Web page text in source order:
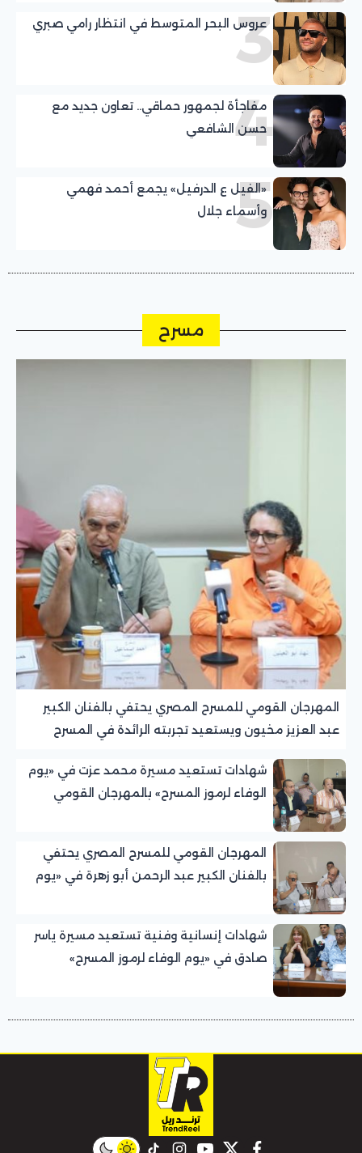
3
عروس البحر المتوسط في انتظار رامي صبري
4
مفاجأة لجمهور حماقي.. تعاون جديد مع
حسن الشافعي
5
«الفيل ع الدرفيل» يجمع أحمد فهمي
وأسماء جلال
مسرح
المهرجان القومي للمسرح المصري يحتفي بالفنان الكبير
عبد العزيز مخيون ويستعيد تجربته الرائدة في المسرح
شهادات تستعيد مسيرة محمد عزت في «يوم
الوفاء لرموز المسرح» بالمهرجان القومي
المهرجان القومي للمسرح المصري يحتفي
بالفنان الكبير عبد الرحمن أبو زهرة في «يوم
شهادات إنسانية وفنية تستعيد مسيرة ياسر
صادق في «يوم الوفاء لرموز المسرح»